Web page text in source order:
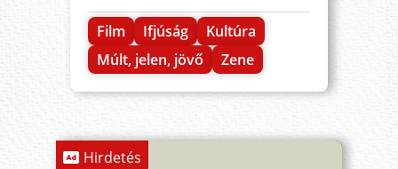
Film Ifjúság
Kultúra
Múlt, jelen, jövő
Zene
Hirdetés